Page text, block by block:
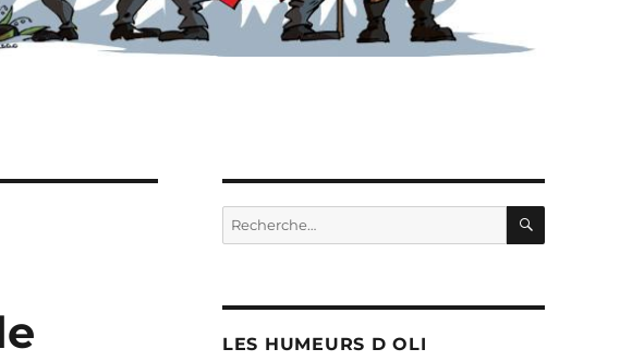
Recherche
pour :
LES HUMEURS D OLI